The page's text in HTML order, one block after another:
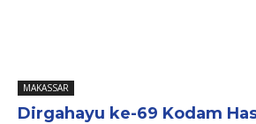
MAKASSAR
Dirgahayu ke-69 Kodam